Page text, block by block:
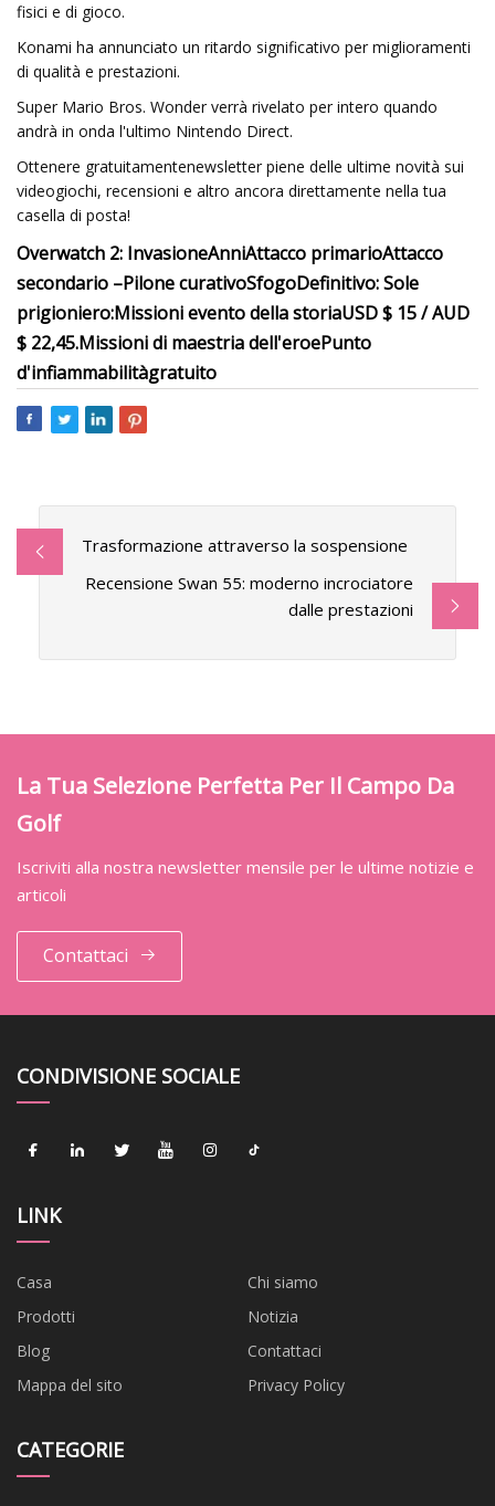
fisici e di gioco.
Konami ha annunciato un ritardo significativo per miglioramenti
di qualità e prestazioni.
Super Mario Bros. Wonder verrà rivelato per intero quando
andrà in onda l'ultimo Nintendo Direct.
Ottenere gratuitamentenewsletter piene delle ultime novità sui
videogiochi, recensioni e altro ancora direttamente nella tua
casella di posta!
Overwatch 2: InvasioneAnniAttacco primarioAttacco
secondario –Pilone curativoSfogoDefinitivo: Sole
prigioniero:Missioni evento della storiaUSD $ 15 / AUD
$ 22,45.Missioni di maestria dell'eroePunto
d'infiammabilitàgratuito
Trasformazione attraverso la sospensione
Recensione Swan 55: moderno incrociatore
dalle prestazioni
La Tua Selezione Perfetta Per Il Campo Da
Golf
Iscriviti alla nostra newsletter mensile per le ultime notizie e
articoli
Contattaci
CONDIVISIONE SOCIALE
LINK
Casa
Chi siamo
Prodotti
Notizia
Blog
Contattaci
Mappa del sito
Privacy Policy
CATEGORIE